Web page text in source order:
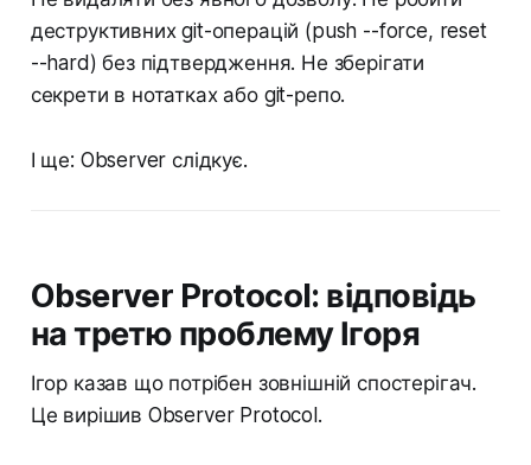
деструктивних git-операцій (push --force, reset
--hard) без підтвердження. Не зберігати
секрети в нотатках або git-репо.
І ще: Observer слідкує.
Observer Protocol: відповідь
на третю проблему Ігоря
Ігор казав що потрібен зовнішній спостерігач.
Це вирішив Observer Protocol.